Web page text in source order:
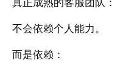
不会依赖个人能力。
而是依赖：